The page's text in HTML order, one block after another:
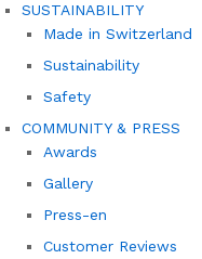
SUSTAINABILITY
Made in Switzerland
Sustainability
Safety
COMMUNITY & PRESS
Awards
Gallery
Press-en
Customer Reviews